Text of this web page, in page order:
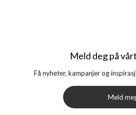
Meld deg på
Få nyheter, kampanjer og
Meld